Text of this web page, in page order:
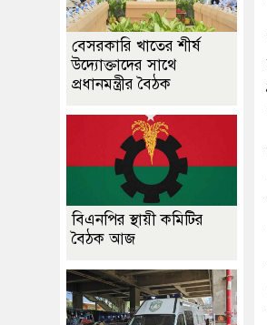
বেসরকারি খাতের শীর্ষ
উদ্যোক্তাদের সাথে
প্রধানমন্ত্রীর বৈঠক
বিএনপির স্থায়ী কমিটির
বৈঠক আজ